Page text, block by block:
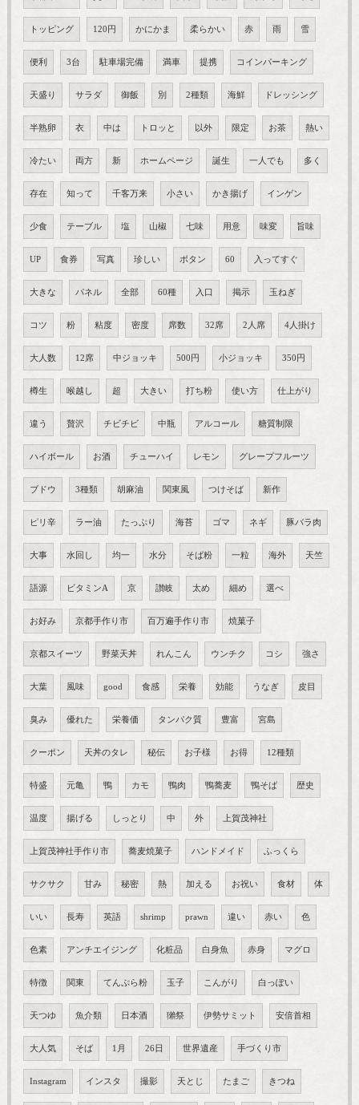
トッピング 120円 かにかま 柔らかい 赤 雨 雪
便利 3台 駐車場完備 満車 提携 コインパーキング
天盛り サラダ 御飯 別 2種類 海鮮 ドレッシング
半熟卵 衣 中は トロッと 以外 限定 お茶 熱い
冷たい 両方 新 ホームページ 誕生 一人でも 多く
存在 知って 千客万来 小さい かき揚げ インゲン
少食 テーブル 塩 山椒 七味 用意 味変 旨味
UP 食券 写真 珍しい ボタン 60 入ってすぐ
大きな パネル 全部 60種 入口 掲示 玉ねぎ
コツ 粉 粘度 密度 席数 32席 2人席 4人掛け
大人数 12席 中ジョッキ 500円 小ジョッキ 350円
樽生 喉越し 超 大きい 打ち粉 使い方 仕上がり
違う 贅沢 チビチビ 中瓶 アルコール 糖質制限
ハイボール お酒 チューハイ レモン グレープフルーツ
ブドウ 3種類 胡麻油 関東風 つけそば 新作
ピリ辛 ラー油 たっぷり 海苔 ゴマ ネギ 豚バラ肉
大事 水回し 均一 水分 そば粉 一粒 海外 天竺
語源 ビタミンA 京 讃岐 太め 細め 選べ
お好み 京都手作り市 百万遍手作り市 焼菓子
京都スイーツ 野菜天丼 れんこん ウンチク コシ 強さ
大葉 風味 good 食感 栄養 効能 うなぎ 皮目
臭み 優れた 栄養価 タンパク質 豊富 宮島
クーポン 天丼のタレ 秘伝 お子様 お得 12種類
特盛 元亀 鴨 カモ 鴨肉 鴨蕎麦 鴨そば 歴史
温度 揚げる しっとり 中 外 上賀茂神社
上賀茂神社手作り市 蕎麦焼菓子 ハンドメイド ふっくら
サクサク 甘み 秘密 熱 加える お祝い 食材 体
いい 長寿 英語 shrimp prawn 違い 赤い 色
色素 アンチエイジング 化粧品 白身魚 赤身 マグロ
特徴 関東 てんぷら粉 玉子 こんがり 白っぽい
天つゆ 魚介類 日本酒 獺祭 伊勢サミット 安倍首相
大人気 そば 1月 26日 世界遺産 手づくり市
Instagram インスタ 撮影 天とじ たまご きつね